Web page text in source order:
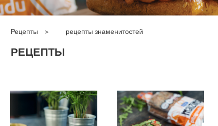
Рецепты > рецепты знаменитостей
РЕЦЕПТЫ